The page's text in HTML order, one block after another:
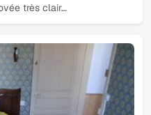
très clair…